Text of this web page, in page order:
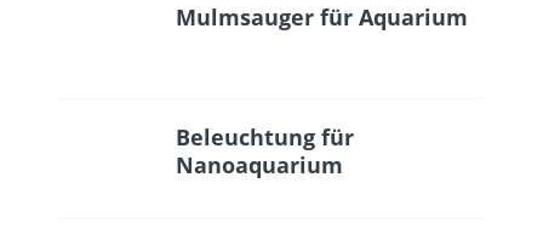
Mulmsauger für Aquarium
Beleuchtung für
Nanoaquarium